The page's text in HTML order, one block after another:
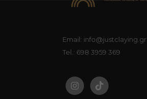
Email: info@justclaying.gr
Tel.: 698 3959 369